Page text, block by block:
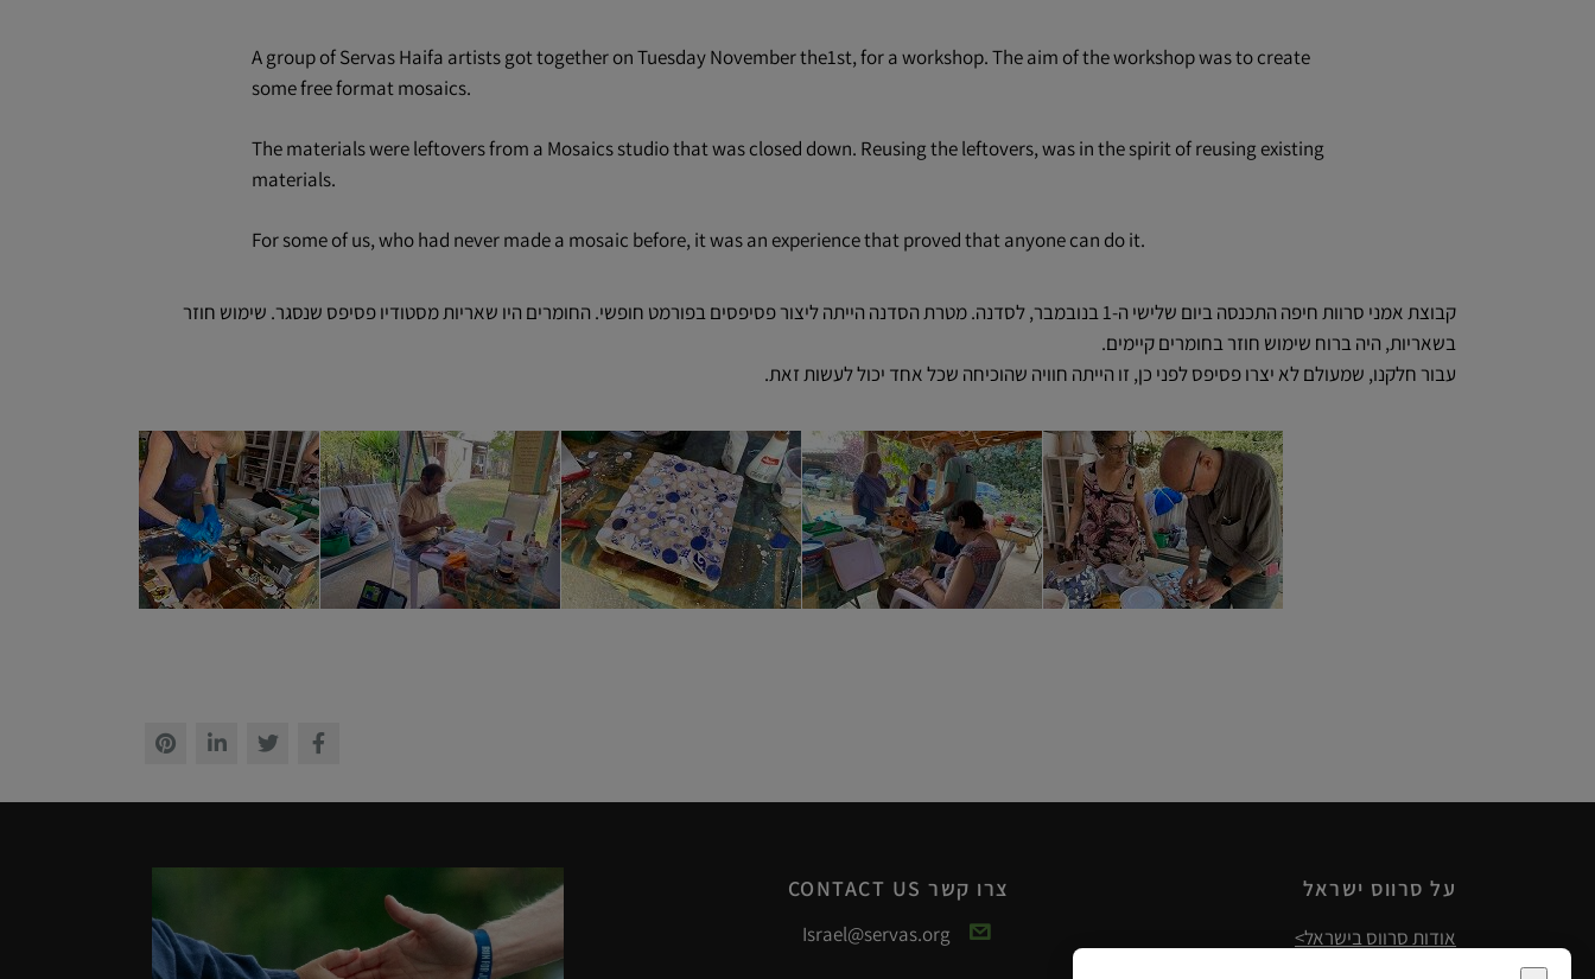
A group of Servas Haifa artists got together on Tuesday November the1st, for a workshop. The aim of the workshop was to create
some free format mosaics.
The materials were leftovers from a Mosaics studio that was closed down. Reusing the leftovers, was in the spirit of reusing existing
materials.
For some of us, who had never made a mosaic before, it was an experience that proved that anyone can do it.
קבוצת אמני סרוות חיפה התכנסה ביום שלישי ה-1 בנובמבר, לסדנה. מטרת הסדנה הייתה ליצור פסיפסים בפורמט חופשי. החומרים היו שאריות מסטודיו פסיפס שנסגר. שימוש חוזר
בשאריות, היה ברוח שימוש חוזר בחומרים קיימים.
עבור חלקנו, שמעולם לא יצרו פסיפס לפני כן, זו הייתה חוויה שהוכיחה שכל אחד יכול לעשות זאת.
על סרווס ישראל
אודות סרווס בישראל>
צרו קשר CONTACT US
Israel@servas.org